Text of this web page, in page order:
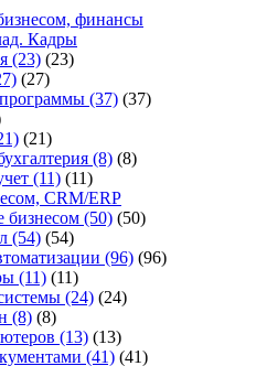
финансы
Кадры
(23) (23)
(27)
(37) (37)
(21)
(8) (8)
(11) (11)
CRM/ERP
бизнесом (50) (50)
(54) (54)
(96) (96)
(11) (11)
(24) (24)
(8) (8)
(13) (13)
(41) (41)